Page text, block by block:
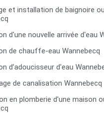
et installation de baignoire
d'une nouvelle arrivée d'eau
de chauffe-eau Wannebecq
d’adoucisseur d'eau
de canalisation Wannebecq
en plomberie d'une maison